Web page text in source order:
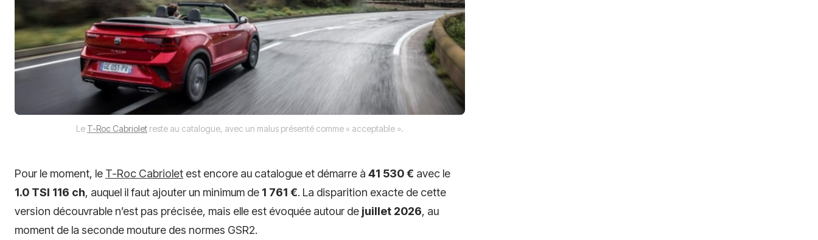
Le T-Roc Cabriolet reste au catalogue, avec un malus présenté comme « acceptable ».
Pour le moment, le T-Roc Cabriolet est encore au catalogue et démarre à 41 530 € avec le
1.0 TSI 116 ch, auquel il faut ajouter un minimum de 1 761 €. La disparition exacte de cette
version découvrable n’est pas précisée, mais elle est évoquée autour de juillet 2026, au
moment de la seconde mouture des normes GSR2.